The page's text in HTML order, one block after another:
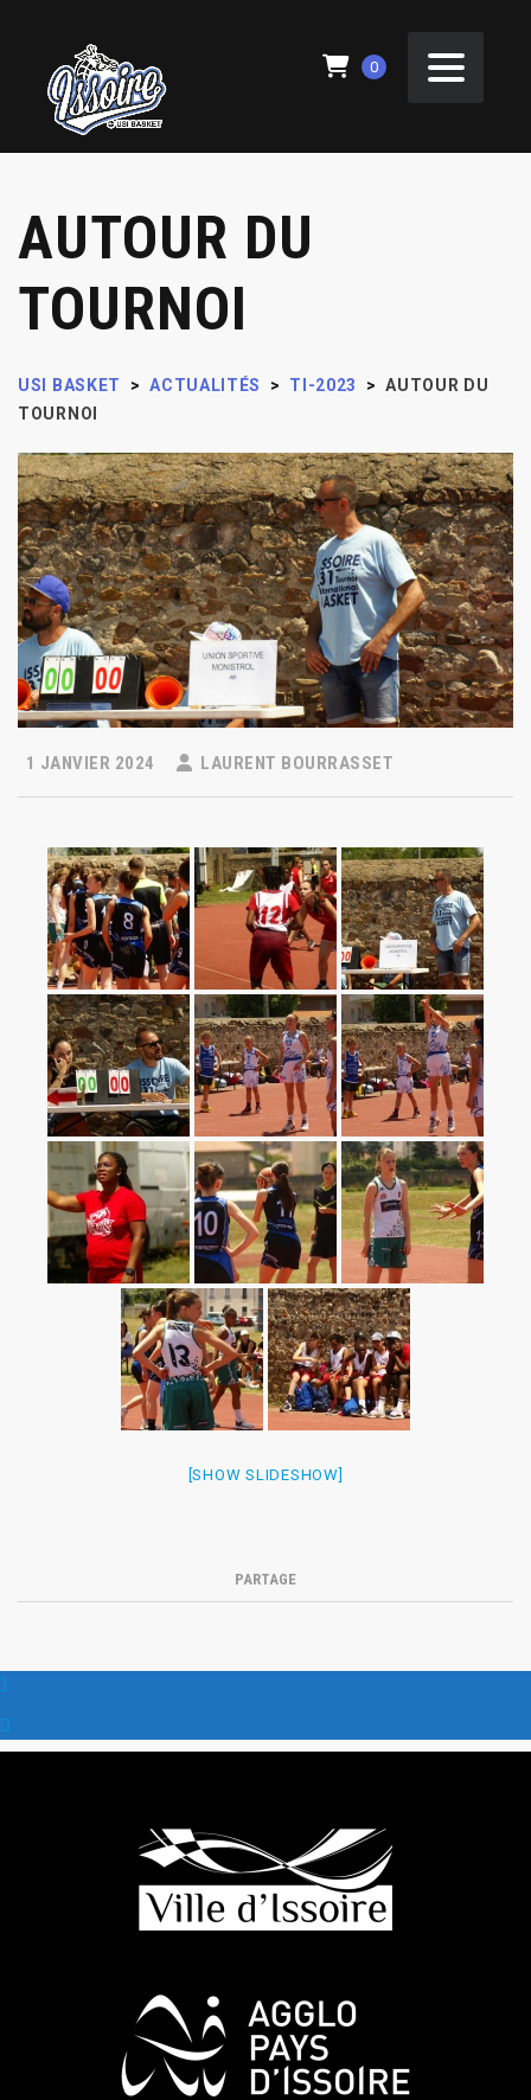
0
AUTOUR DU
TOURNOI
USI BASKET > ACTUALITÉS > TI-2023 > AUTOUR DU
TOURNOI
1 JANVIER 2024 LAURENT BOURRASSET
[SHOW SLIDESHOW]
PARTAGE